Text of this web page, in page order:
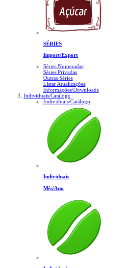
SÉRIES
Import/Export
Séries Numeradas
Séries Privadas
Outras Séries
Listar Atualizações
Informações/Downloads
Individuais/Catálogo
Individuais/Catálogo
Individuais
Mês/Ano